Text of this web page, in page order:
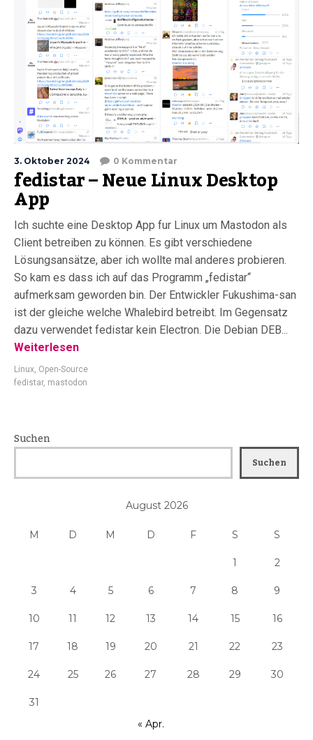
3. Oktober 2024 0 Kommentar
fedistar – Neue Linux Desktop
App
Ich suchte eine Desktop App fur Linux um Mastodon als
Client betreiben zu können. Es gibt verschiedene
Lösungsansätze, aber ich wollte mal anderes probieren.
So kam es dass ich auf das Programm „fedistar“
aufmerksam geworden bin. Der Entwickler Fukushima-san
ist der gleiche welche Whalebird betreibt. Im Gegensatz
dazu verwendet fedistar kein Electron. Die Debian DEB...
Weiterlesen
Linux Open-Source
fedistar, mastodon
Suchen
Suchen
August 2026
M D M D F S S
1 2
3 4 5 6 7 8 9
10 11 12 13 14 15 16
17 18 19 20 21 22 23
24 25 26 27 28 29 30
31
« Apr.